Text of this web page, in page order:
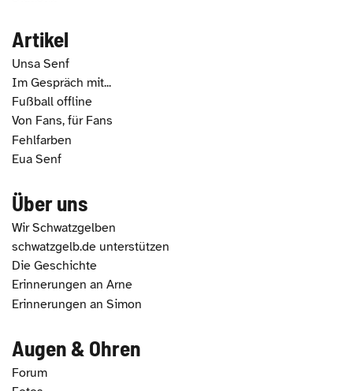
Artikel
Unsa Senf
Im Gespräch mit...
Fußball offline
Von Fans, für Fans
Fehlfarben
Eua Senf
Über uns
Wir Schwatzgelben
schwatzgelb.de unterstützen
Die Geschichte
Erinnerungen an Arne
Erinnerungen an Simon
Augen & Ohren
Forum